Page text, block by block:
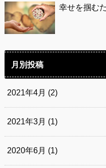
幸せを掴む
月別投稿
2021年4月 (2)
2021年3月 (1)
2020年6月 (1)